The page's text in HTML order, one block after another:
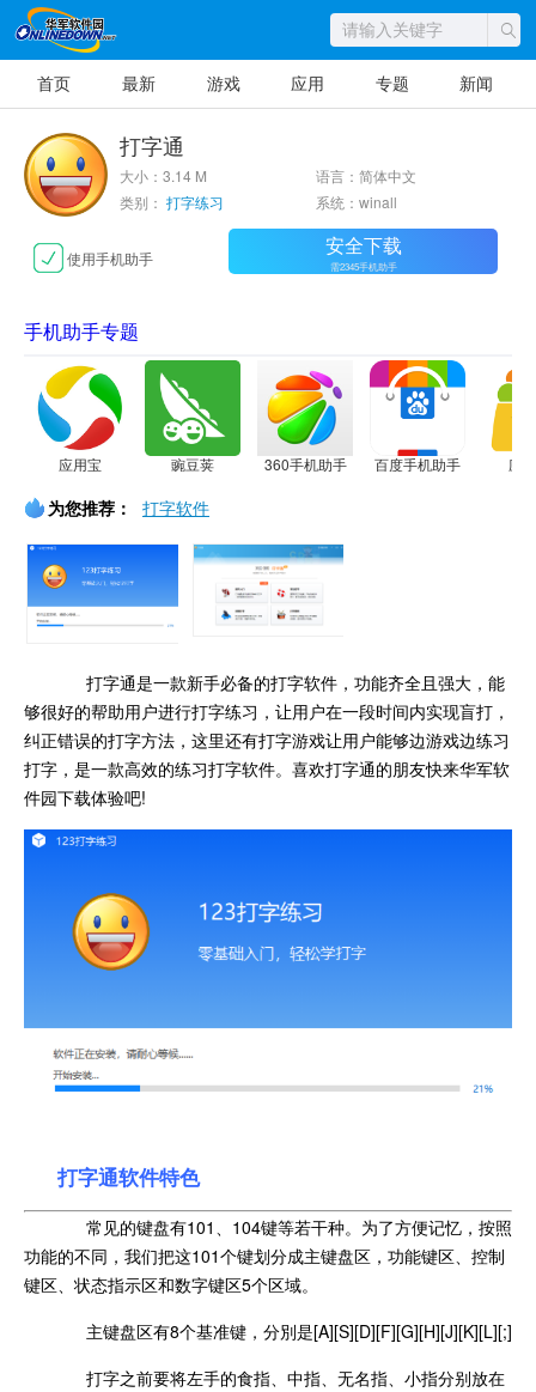
首页 最新 游戏 应用 专题 新闻
打字通
大小：3.14 M
语言：简体中文
类别： 打字练习 系统：winall
使用手机助手 安全下载
需2345手机助手
手机助手专题
应用宝 豌豆荚 360手机助手 百度手机助手 应
为您推荐： 打字软件
打字通是一款新手必备的打字软件，功能齐全且强大，能
够很好的帮助用户进行打字练习，让用户在一段时间内实现盲打，
纠正错误的打字方法，这里还有打字游戏让用户能够边游戏边练习
打字，是一款高效的练习打字软件。喜欢打字通的朋友快来华军软
件园下载体验吧!
打字通软件特色
常见的键盘有101、104键等若干种。为了方便记忆，按照
功能的不同，我们把这101个键划分成主键盘区，功能键区、控制
键区、状态指示区和数字键区5个区域。
主键盘区有8个基准键，分別是[A][S][D][F][G][H][J][K][L][;]
打字之前要将左手的食指、中指、无名指、小指分别放在